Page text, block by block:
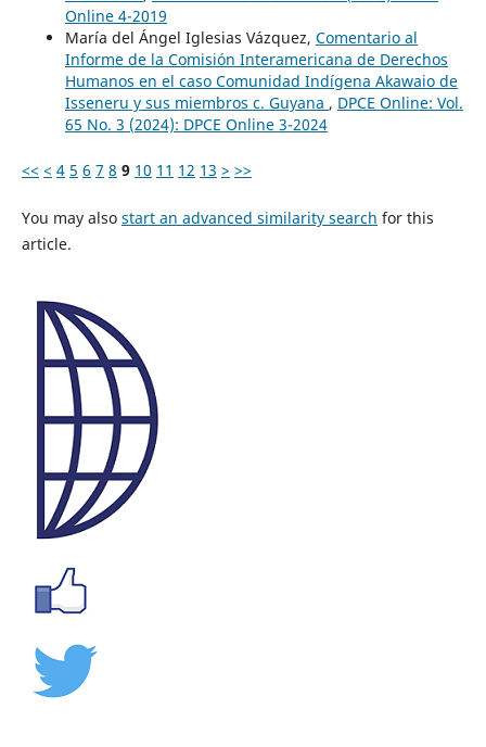
Online 4-2019
María del Ángel Iglesias Vázquez, Comentario al
Informe de la Comisión Interamericana de Derechos
Humanos en el caso Comunidad Indígena Akawaio de
Isseneru y sus miembros c. Guyana , DPCE Online: Vol.
65 No. 3 (2024): DPCE Online 3-2024
<< < 4 5 6 7 8 9 10 11 12 13 > >>
You may also start an advanced similarity search for this
article.